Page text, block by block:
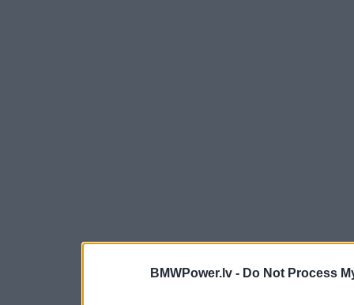
BMWPower.lv - Do Not Process